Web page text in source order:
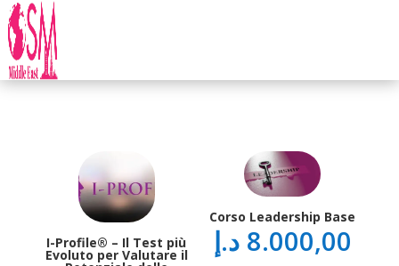
I-Profile® – Il Test più
Evoluto per Valutare il
Corso Leadership Base
8.000,00 د.إ